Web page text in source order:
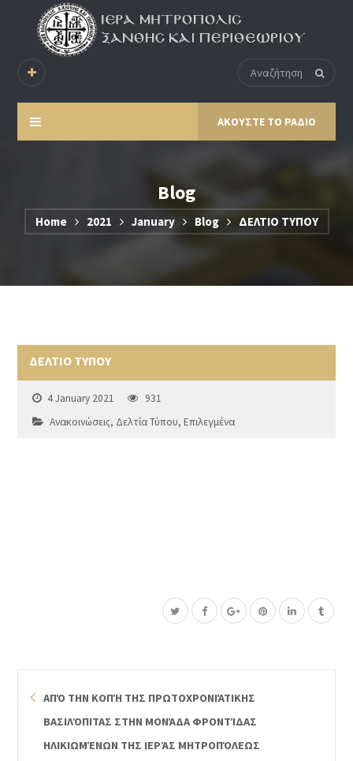
ΑΚΟΥΣΤΕ ΤΟ ΡΑΔΙΟ
Blog
Home 2021 January Blog ΔΕΛΤΙΟ ΤΥΠΟΥ
ΔΕΛΤΙΟ ΤΥΠΟΥ
4 January 2021
931
Ανακοινώσεις, Δελτία Τύπου,Επιλεγμένα
ΑΠΌ ΤΗΝ ΚΟΠΉ ΤΗΣ ΠΡΩΤΟΧΡΟΝΙΆΤΙΚΗΣ
ΒΑΣΙΛΌΠΙΤΑΣ ΣΤΗΝ ΜΟΝΆΔΑ ΦΡΟΝΤΊΔΑΣ
ΗΛΙΚΙΩΜΈΝΩΝ ΤΗΣ ΙΕΡΆΣ ΜΗΤΡΟΠΌΛΕΩΣ